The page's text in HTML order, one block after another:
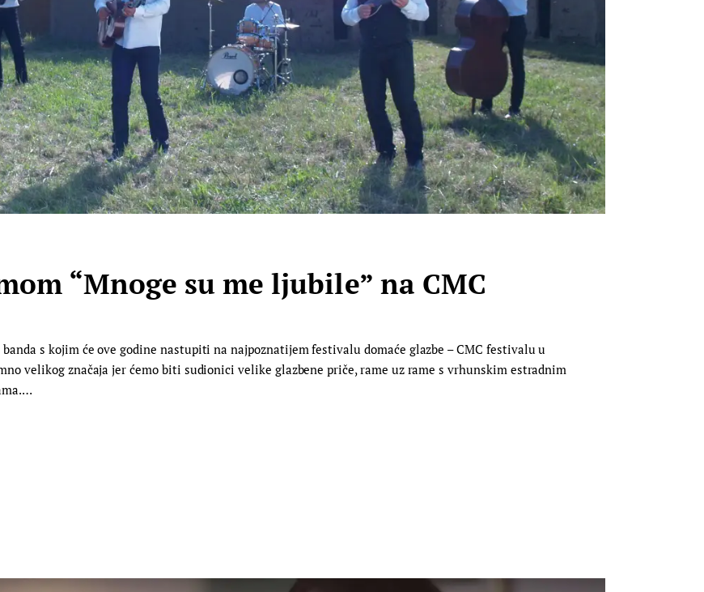
“Mnoge su me ljubile” na CMC
s kojim će ove godine nastupiti na najpoznatijem festivalu domaće glazbe – CMC festivalu u
velikog značaja jer ćemo biti sudionici velike glazbene priče, rame uz rame s vrhunskim estradnim